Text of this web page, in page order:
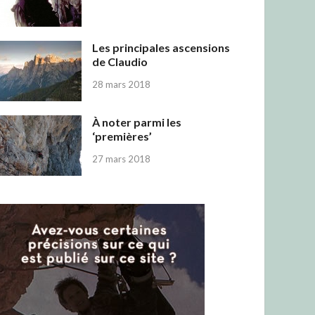
Les principales ascensions
de Claudio
28 mars 2018
À noter parmi les
‘premières’
27 mars 2018